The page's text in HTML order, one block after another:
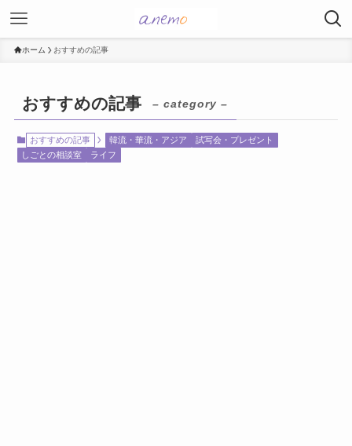
ホーム おすすめの記事
おすすめの記事 – category –
おすすめの記事 韓流・華流・アジア
試写会・プレゼント
しごとの相談室
ライフ